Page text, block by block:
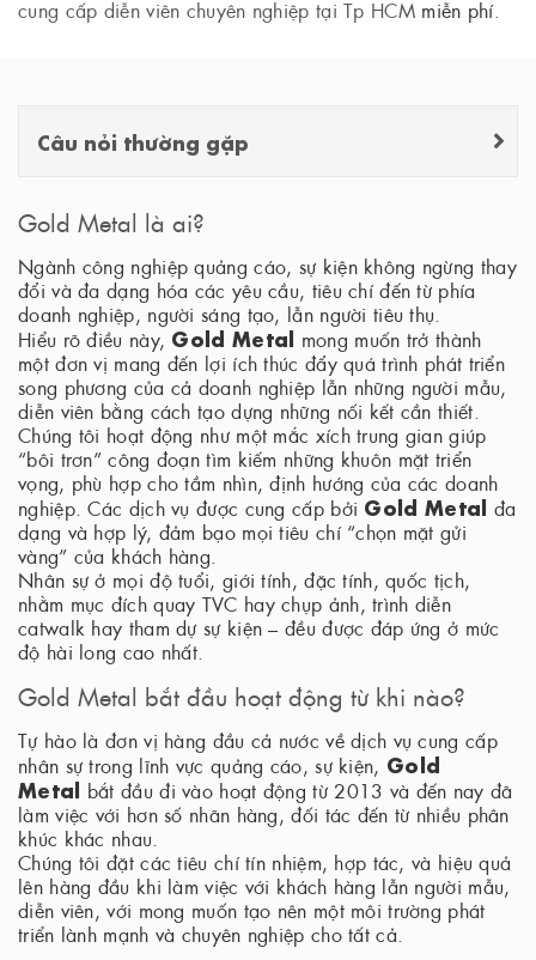
cung cấp diễn viên chuyên nghiệp tại Tp HCMmiễn phí.
Câu nỏi thường gặp
Gold Metal là ai?
Ngành công nghiệp quảng cáo, sự kiện không ngừng thay
đổi và đa dạng hóa các yêu cầu, tiêu chí đến từ phía
doanh nghiệp, người sáng tạo, lẫn người tiêu thụ.
Hiểu rõ điều này, Gold Metal mong muốn trở thành
một đơn vị mang đến lợi ích thúc đẩy quá trình phát triển
song phương của cả doanh nghiệp lẫn những người mẫu,
diễn viên bằng cách tạo dựng những nối kết cần thiết.
Chúng tôi hoạt động như một mắc xích trung gian giúp
“bôi trơn” công đoạn tìm kiếm những khuôn mặt triển
vọng, phù hợp cho tầm nhìn, định hướng của các doanh
nghiệp. Các dịch vụ được cung cấp bởi Gold Metal đa
dạng và hợp lý, đảm bạo mọi tiêu chí “chọn mặt gửi
vàng” của khách hàng.
Nhân sự ở mọi độ tuổi, giới tính, đặc tính, quốc tịch,
nhằm mục đích quay TVC hay chụp ảnh, trình diễn
catwalk hay tham dự sự kiện – đều được đáp ứng ở mức
độ hài long cao nhất.
Gold Metal bắt đầu hoạt động từ khi nào?
Tự hào là đơn vị hàng đầu cả nước về dịch vụ cung cấp
nhân sự trong lĩnh vực quảng cáo, sự kiện, Gold
Metal bắt đầu đi vào hoạt động từ 2013 và đến nay đã
làm việc với hơn số nhãn hàng, đối tác đến từ nhiều phân
khúc khác nhau.
Chúng tôi đặt các tiêu chí tín nhiệm, hợp tác, và hiệu quả
lên hàng đầu khi làm việc với khách hàng lẫn người mẫu,
diễn viên, với mong muốn tạo nên một môi trường phát
triển lành mạnh và chuyên nghiệp cho tất cả.